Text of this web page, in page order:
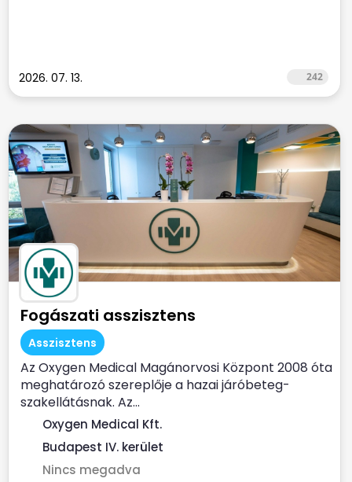
2026. 07. 13. 242
Fogászati asszisztens
Asszisztens
Az Oxygen Medical Magánorvosi Központ 2008 óta
meghatározó szereplője a hazai járóbeteg-
szakellátásnak. Az...
Oxygen Medical Kft.
Budapest IV. kerület
Nincs megadva